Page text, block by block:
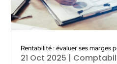
Rentabilité : évaluer ses marges
21 Oct 2025 |